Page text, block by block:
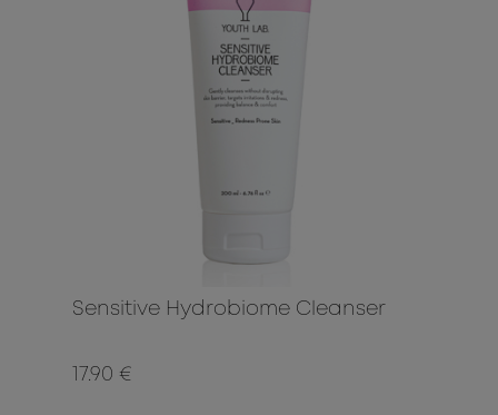
Sensitive Hydrobiome Cleanser
17.90 €